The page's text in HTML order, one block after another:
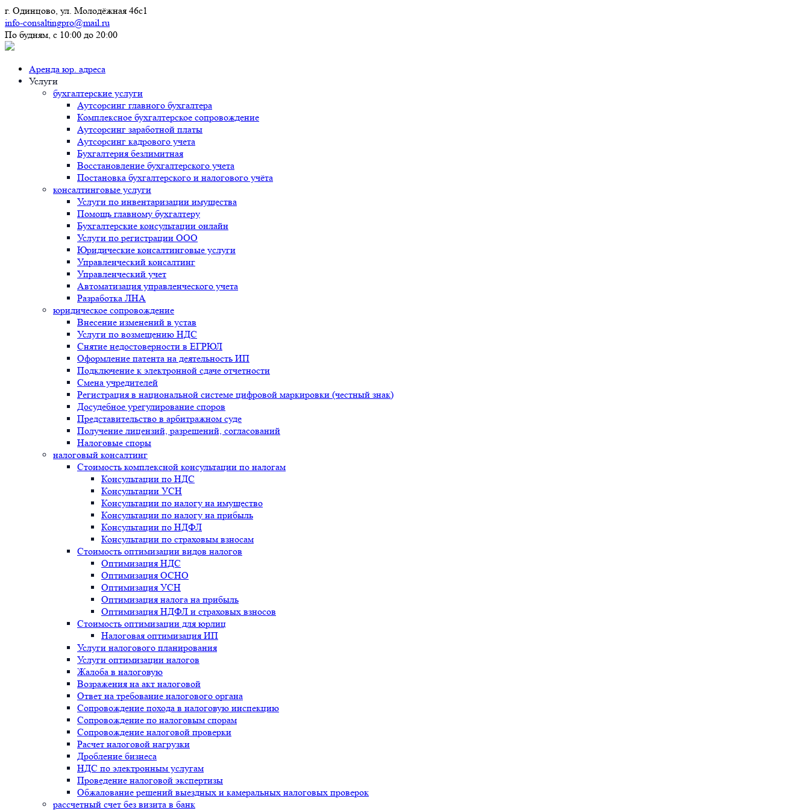
г. Одинцово, ул. Молодёжная 46с1
info-consaltingpro@mail.ru
По будням, с 10:00 до 20:00
Аренда юр. адреса
Услуги
бухгалтерские услуги
Аутсорсинг главного бухгалтера
Комплексное бухгалтерское сопровождение
Аутсорсинг заработной платы
Аутсорсинг кадрового учета
Бухгалтерия безлимитная
Восстановление бухгалтерского учета
Постановка бухгалтерского и налогового учёта
консалтинговые услуги
Услуги по инвентаризации имущества
Помощь главному бухгалтеру
Бухгалтерские консультации онлайн
Услуги по регистрации ООО
Юридические консалтинговые услуги
Управленческий консалтинг
Управленческий учет
Автоматизация управленческого учета
Разработка ЛНА
юридическое сопровождение
Внесение изменений в устав
Услуги по возмещению НДС
Снятие недостоверности в ЕГРЮЛ
Оформление патента на деятельность ИП
Подключение к электронной сдаче отчетности
Смена учредителей
Регистрация в национальной системе цифровой маркировки (честный знак)
Досудебное урегулирование споров
Представительство в арбитражном суде
Получение лицензий, разрешений, согласований
Налоговые споры
налоговый консалтинг
Стоимость комплексной консультации по налогам
Консультации по НДС
Консультации УСН
Консультации по налогу на имущество
Консультации по налогу на прибыль
Консультации по НДФЛ
Консультации по страховым взносам
Стоимость оптимизации видов налогов
Оптимизация НДС
Оптимизация ОСНО
Оптимизация УСН
Оптимизация налога на прибыль
Оптимизация НДФЛ и страховых взносов
Стоимость оптимизации для юрлиц
Налоговая оптимизация ИП
Услуги налогового планирования
Услуги оптимизации налогов
Жалоба в налоговую
Возражения на акт налоговой
Ответ на требование налогового органа
Сопровождение похода в налоговую инспекцию
Сопровождение по налоговым спорам
Сопровождение налоговой проверки
Расчет налоговой нагрузки
Дробление бизнеса
НДС по электронным услугам
Проведение налоговой экспертизы
Обжалование решений выездных и камеральных налоговых проверок
рассчетный счет без визита в банк